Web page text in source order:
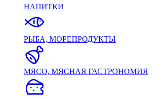
НАПИТКИ
РЫБА, МОРЕПРОДУКТЫ
МЯСО, МЯСНАЯ ГАСТРОНОМИЯ